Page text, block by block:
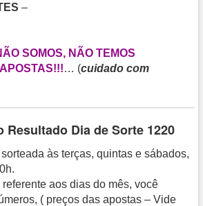
–
SOMOS, NÃO TEMOS
… (cuidado com
Resultado Dia de Sorte 1220
às terças, quintas e sábados,
aos dias do mês, você
( preços das apostas – Vide